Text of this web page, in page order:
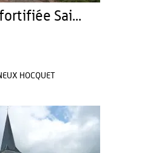
Sai...
HOCQUET